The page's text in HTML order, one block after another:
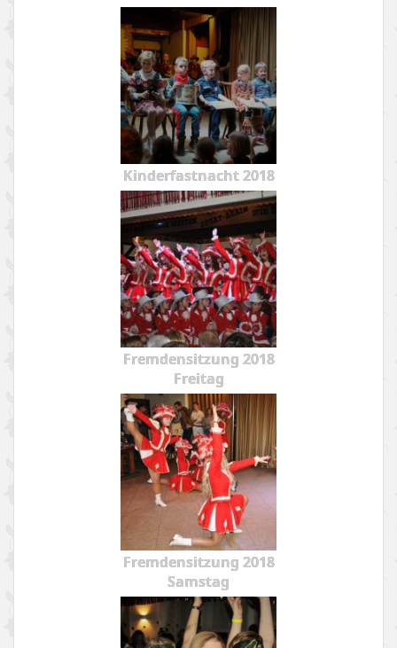
Kinderfastnacht 2018
Fremdensitzung 2018
Freitag
Fremdensitzung 2018
Samstag